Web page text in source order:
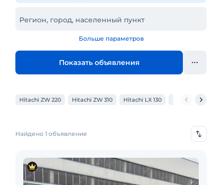
Регион, город, населенный пункт
Больше параметров
Показать объявления
Hitachi ZW 220 Hitachi ZW 310 Hitachi LX 130 Hitachi ZW 180
Найдено 1 объявление